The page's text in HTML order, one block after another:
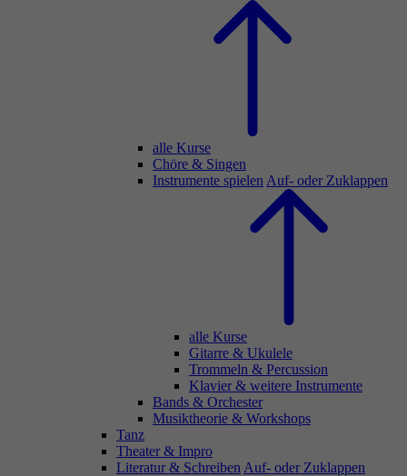
alle Kurse
Chöre & Singen
Instrumente spielen Auf- oder Zuklappen
alle Kurse
Gitarre & Ukulele
Trommeln & Percussion
Klavier & weitere Instrumente
Bands & Orchester
Musiktheorie & Workshops
Tanz
Theater & Impro
Literatur & Schreiben Auf- oder Zuklappen